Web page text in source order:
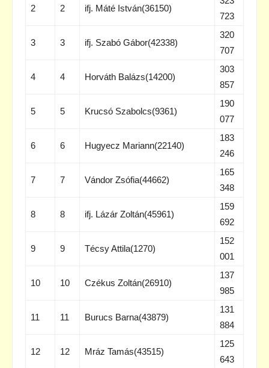
2 2 ifj. Máté István(36150)
723
3 3 ifj. Szabó Gábor(42338)
320
707
4 4 Horváth Balázs(14200)
303
857
5 5 Krucsó Szabolcs(9361)
190
077
6 6 Hugyecz Mariann(22140)
183
246
7 7 Vándor Zsófia(44662)
165
348
8 8 ifj. Lázár Zoltán(45961)
159
692
9 9 Técsy Attila(1270)
152
001
10 10 Czékus Zoltán(26910)
137
985
11 11 Burucs Barna(43879)
131
884
12 12 Mráz Tamás(43515)
125
643